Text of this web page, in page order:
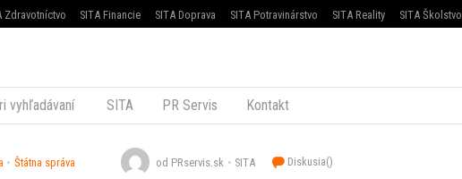
Zdravotníctvo SITA Financie SITA Doprava SITA Potravinárstvo SITA Reality SITA Školstvo
vyhľadávaní SITA PR Servis Kontakt
Štátna správa od PRservis.sk SITA Diskusia()